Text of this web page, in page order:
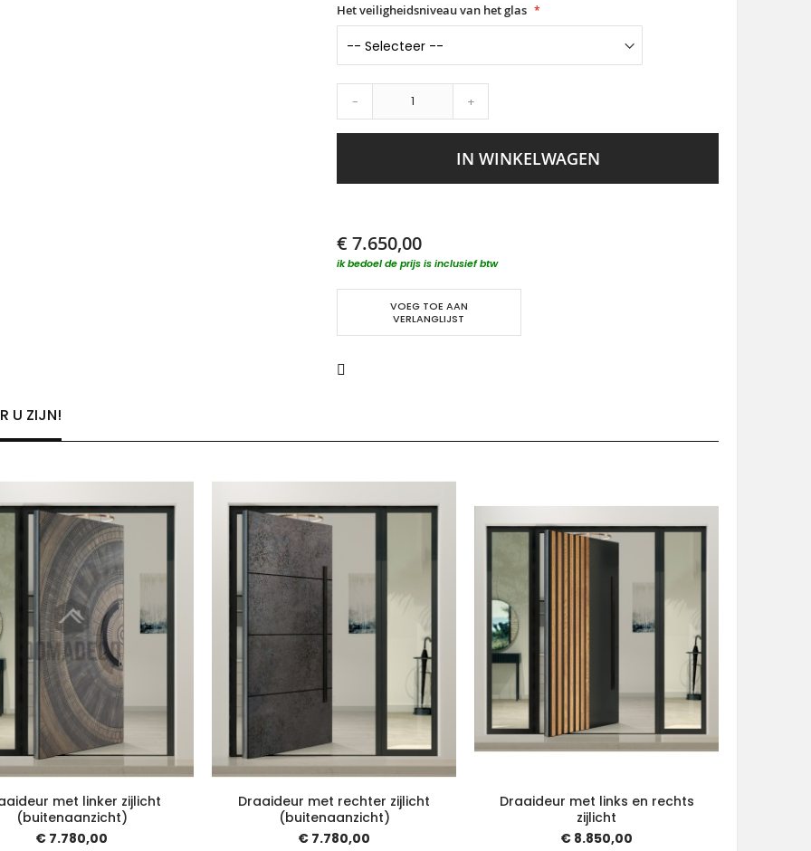
Het veiligheidsniveau van het glas
- +
IN WINKELWAGEN
€ 7.650,00
ik bedoel de prijs is inclusief btw
VOEG TOE AAN
VERLANGLIJST
U ZIJN!
met linker zijlicht
(buitenaanzicht)
€ 7.780,00
Draaideur met rechter zijlicht
(buitenaanzicht)
€ 7.780,00
Draaideur met links en rechts
zijlicht
€ 8.850,00